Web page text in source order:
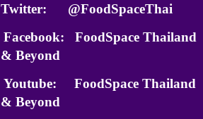
Twitter: @FoodSpaceThai
Facebook: FoodSpace Thailand
& Beyond
Youtube: FoodSpace Thailand
& Beyond